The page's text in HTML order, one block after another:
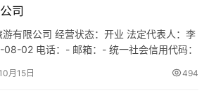
司
有限公司 经营状态：开业 法定代表人：李
02 电话：- 邮箱：- 统一社会信用代码：
址：- 经营范围：一般项目：旅行社服务网
月15日 494